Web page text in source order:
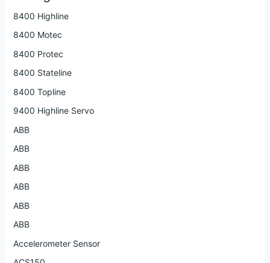
8400 Highline
8400 Motec
8400 Protec
8400 Stateline
8400 Topline
9400 Highline Servo
ABB
ABB
ABB
ABB
ABB
ABB
Accelerometer Sensor